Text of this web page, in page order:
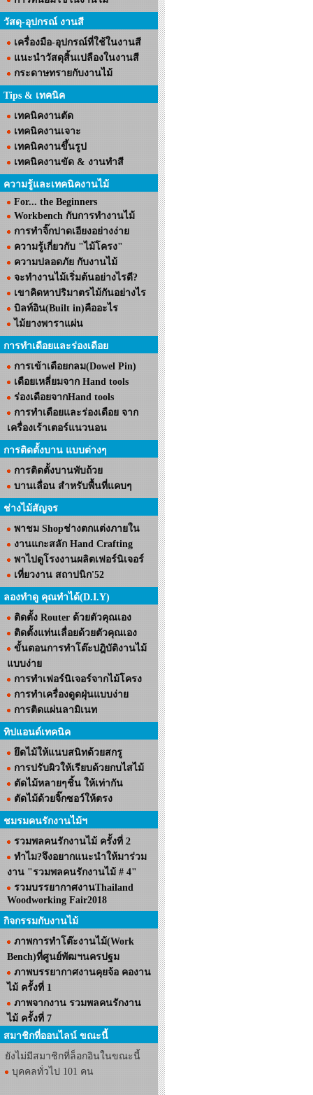
วัสดุ-อุปกรณ์ งานสี
เครื่องมือ-อุปกรณ์ที่ใช้ในงานสี
แนะนำวัสดุสิ้นเปลืองในงานสี
กระดาษทรายกับงานไม้
Tips & เทคนิค
เทคนิคงานตัด
เทคนิคงานเจาะ
เทคนิคงานขึ้นรูป
เทคนิคงานขัด & งานทำสี
ความรู้และเทคนิคงานไม้
For... the Beginners
Workbench กับการทำงานไม้
การทำจิ๊กปาดเอียงอย่างง่าย
ความรู้เกี่ยวกับ "ไม้โครง"
ความปลอดภัย กับงานไม้
จะทำงานไม้เริ่มต้นอย่างไรดี?
เขาคิดหาปริมาตรไม้กันอย่างไร
บิลท์อิน(Built in)คืออะไร
ไม้ยางพาราแผ่น
การทำเดือยและร่องเดือย
การเข้าเดือยกลม(Dowel Pin)
เดือยเหลี่ยมจาก Hand tools
ร่องเดือยจากHand tools
การทำเดือยและร่องเดือย จาก
เครื่องเร้าเตอร์แนวนอน
การติดตั้งบาน แบบต่างๆ
การติดตั้งบานพับถ้วย
บานเลื่อน สำหรับพื้นที่แคบๆ
ช่างไม้สัญจร
พาชม Shopช่างตกแต่งภายใน
งานแกะสลัก Hand Crafting
พาไปดูโรงงานผลิตเฟอร์นิเจอร์
เที่ยวงาน สถาปนิก'52
ลองทำดู คุณทำได้(D.I.Y)
ติดตั้ง Router ด้วยตัวคุณเอง
ติดตั้งแท่นเลื่อยด้วยตัวคุณเอง
ขั้นตอนการทำโต๊ะปฎิบัติงานไม้
แบบง่าย
การทำเฟอร์นิเจอร์จากไม้โครง
การทำเครื่องดูดฝุ่นแบบง่าย
การติดแผ่นลามิเนท
ทิปแอนด์เทคนิค
ยึดไม้ให้แนบสนิทด้วยสกรู
การปรับผิวให้เรียบด้วยกบไสไม้
ตัดไม้หลายๆชิ้น ให้เท่ากัน
ตัดไม้ด้วยจิ๊กซอว์ให้ตรง
ชมรมคนรักงานไม้ฯ
รวมพลคนรักงานไม้ ครั้งที่ 2
ทำไม?จึงอยากแนะนำให้มาร่วม
งาน "รวมพลคนรักงานไม้ # 4"
รวมบรรยากาศงานThailand
Woodworking Fair2018
กิจกรรมกับงานไม้
ภาพการทำโต๊ะงานไม้(Work
Bench)ที่ศูนย์พัฒฯนครปฐม
ภาพบรรยากาศงานคุยจ้อ คองาน
ไม้ ครั้งที่ 1
ภาพจากงาน รวมพลคนรักงาน
ไม้ ครั้งที่ 7
สมาชิกที่ออนไลน์ ขณะนี้
ยังไม่มีสมาชิกที่ล็อกอินในขณะนี้
บุคคลทั่วไป 101 คน